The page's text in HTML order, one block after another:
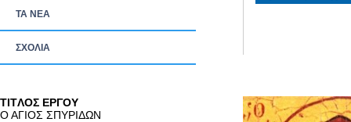
ΤΑ ΝEΑ
ΣΧΟΛΙΑ
TITΛΟΣ ΕΡΓΟΥ
Ο ΑΓΙΟΣ ΣΠΥΡΙΔΩΝ